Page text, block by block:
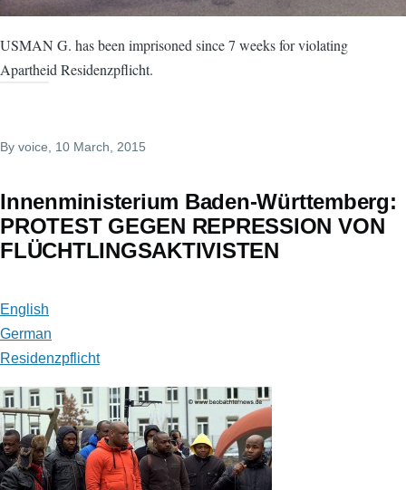
USMAN G. has been imprisoned since 7 weeks for violating
Apartheid Residenzpflicht.
By voice , 10 March, 2015
Innenministerium Baden-Württemberg:
PROTEST GEGEN REPRESSION VON
FLÜCHTLINGSAKTIVISTEN
English
German
Residenzpflicht